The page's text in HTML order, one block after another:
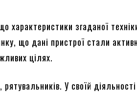
характеристики згаданої
що дані пристрої стали
цілях.
У своїй